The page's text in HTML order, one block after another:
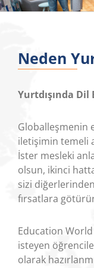
Neden
Yurtdışında
Globalleşmenin
iletişimin temeli
İster mesleki
olsun, ikinci
sizi
fırsatlara
Education
isteyen
olarak